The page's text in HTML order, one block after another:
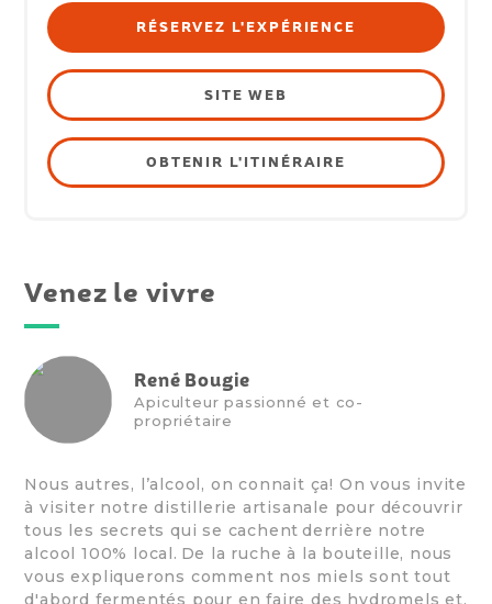
RÉSERVEZ L'EXPÉRIENCE
SITE WEB
OBTENIR L'ITINÉRAIRE
Venez le vivre
René Bougie
Apiculteur passionné et co-
propriétaire
Nous autres, l’alcool, on connait ça! On vous invite
à visiter notre distillerie artisanale pour découvrir
tous les secrets qui se cachent derrière notre
alcool 100% local. De la ruche à la bouteille, nous
vous expliquerons comment nos miels sont tout
d'abord fermentés pour en faire des hydromels et,